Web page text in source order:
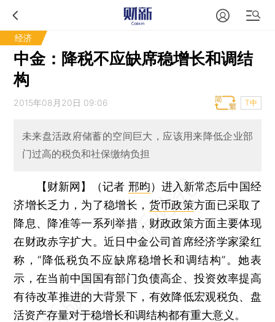
经济
中金：降税不应缺席稳增长和调结
构
2015年08月20日 09:06 T中
未来盘活政府储蓄的空间巨大，应该用来降低企业部
门过高的税负和社保缴纳负担
【财新网】（记者 邢昀） 进入新常态后中国经
济增长乏力，为了稳增长， 货币政策方面已采取了
降息、降准等一系列举措，财政政策方面主要体现
在财政赤字扩大。近日中金公司首席经济学家梁红
称，“降低税负不应缺席稳增长和调结构”。她表
示，在当前中国国有部门负债高企、投资效率提高
有待改革推进的大背景下，有效降低宏观税负、盘
活资产存量对于稳增长和调结构都有重大意义。